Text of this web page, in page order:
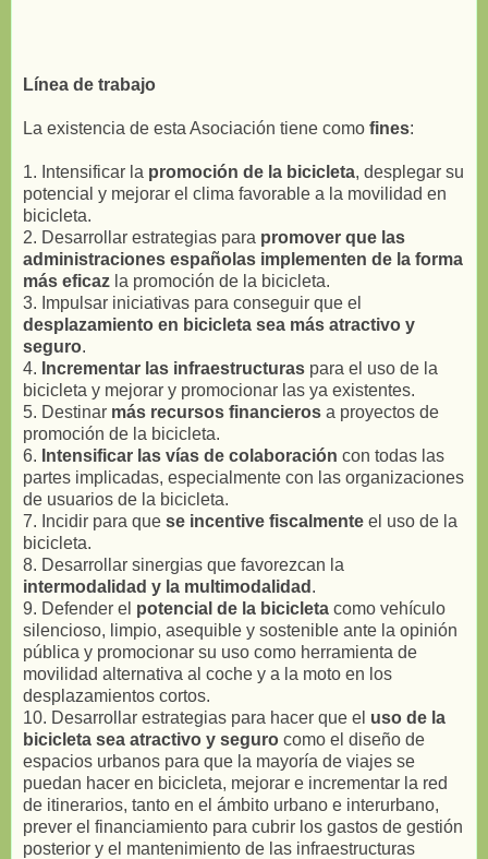
Línea de trabajo
La existencia de esta Asociación tiene como fines:
1. Intensificar la promoción de la bicicleta, desplegar su
potencial y mejorar el clima favorable a la movilidad en
bicicleta.
2. Desarrollar estrategias para promover que las
administraciones españolas implementen de la forma
más eficaz la promoción de la bicicleta.
3. Impulsar iniciativas para conseguir que el
desplazamiento en bicicleta sea más atractivo y
seguro.
4. Incrementar las infraestructuras para el uso de la
bicicleta y mejorar y promocionar las ya existentes.
5. Destinar más recursos financieros a proyectos de
promoción de la bicicleta.
6. Intensificar las vías de colaboración con todas las
partes implicadas, especialmente con las organizaciones
de usuarios de la bicicleta.
7. Incidir para que se incentive fiscalmente el uso de la
bicicleta.
8. Desarrollar sinergias que favorezcan la
intermodalidad y la multimodalidad .
9. Defender el potencial de la bicicleta como vehículo
silencioso, limpio, asequible y sostenible ante la opinión
pública y promocionar su uso como herramienta de
movilidad alternativa al coche y a la moto en los
desplazamientos cortos.
10. Desarrollar estrategias para hacer que el uso de la
bicicleta sea atractivo y seguro como el diseño de
espacios urbanos para que la mayoría de viajes se
puedan hacer en bicicleta, mejorar e incrementar la red
de itinerarios, tanto en el ámbito urbano e interurbano,
prever el financiamiento para cubrir los gastos de gestión
posterior y el mantenimiento de las infraestructuras